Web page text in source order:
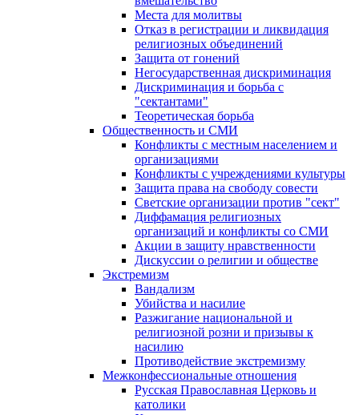
Места для молитвы
Отказ в регистрации и ликвидация
религиозных объединений
Защита от гонений
Негосударственная дискриминация
Дискриминация и борьба с
"сектантами"
Теоретическая борьба
Общественность и СМИ
Конфликты с местным населением и
организациями
Конфликты с учреждениями культуры
Защита права на свободу совести
Светские организации против "сект"
Диффамация религиозных
организаций и конфликты со СМИ
Акции в защиту нравственности
Дискуссии о религии и обществе
Экстремизм
Вандализм
Убийства и насилие
Разжигание национальной и
религиозной розни и призывы к
насилию
Противодействие экстремизму
Межконфессиональные отношения
Русская Православная Церковь и
католики